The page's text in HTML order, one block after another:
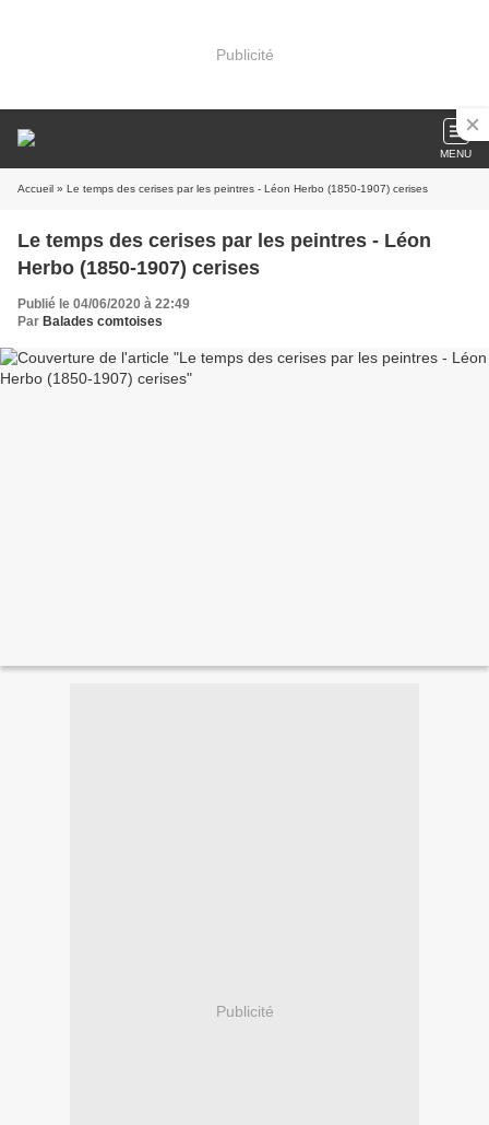
Publicité
MENU
Accueil » Le temps des cerises par les peintres - Léon Herbo (1850-1907) cerises
Le temps des cerises par les peintres - Léon
Herbo (1850-1907) cerises
Publié le 04/06/2020 à 22:49
Par Balades comtoises
Publicité